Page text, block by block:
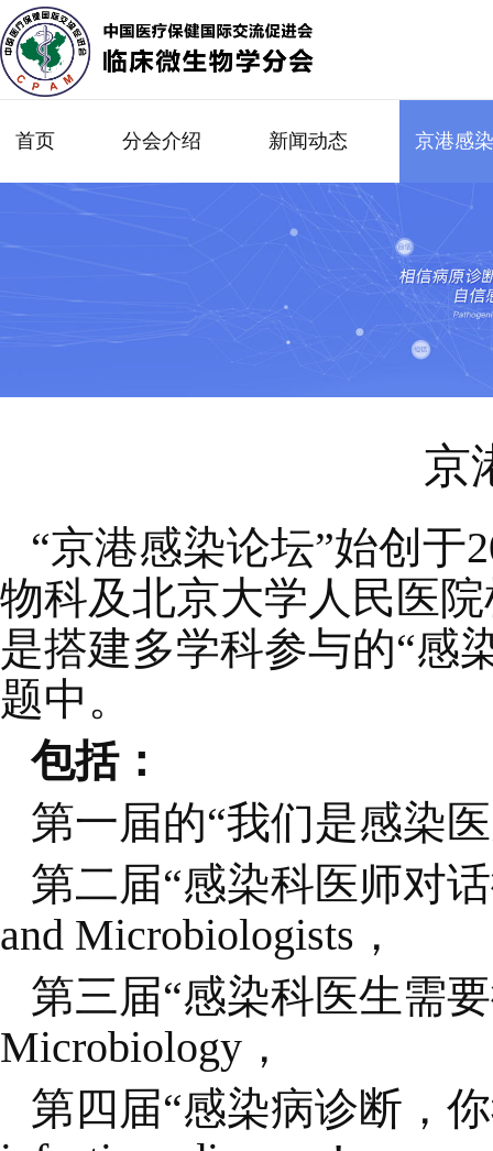
首页 分会介绍 新闻动态 京港感
京
“京港感染论坛”始创于
物科及北京大学人民医
是搭建多学科参与的“感
题中。
包括：
第一届的“我们是感染
第二届“感染科医师对
and Microbiologists，
第三届“感染科医生需
Microbiology，
第四届“感染病诊断，你